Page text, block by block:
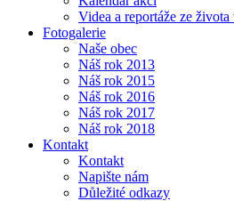
Videa a reportáže ze života
Fotogalerie
Naše obec
Náš rok 2013
Náš rok 2015
Náš rok 2016
Náš rok 2017
Náš rok 2018
Kontakt
Kontakt
Napište nám
Důležité odkazy